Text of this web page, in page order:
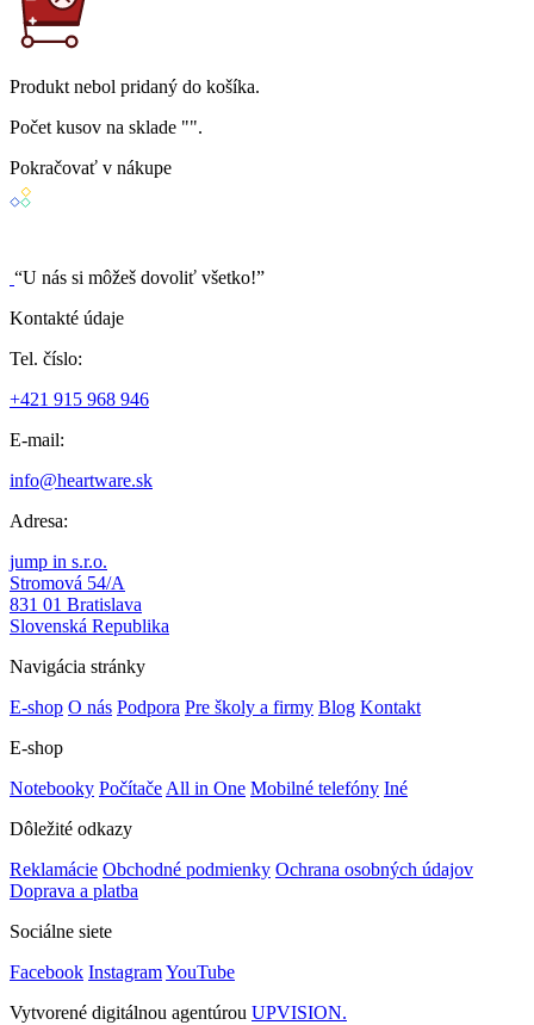
Produkt nebol pridaný do košíka.
Počet kusov na sklade "".
Pokračovať v nákupe
“U nás si môžeš dovoliť všetko!”
Kontakté údaje
Tel. číslo:
+421 915 968 946
E-mail:
info@heartware.sk
Adresa:
jump in s.r.o.
Stromová 54/A
831 01 Bratislava
Slovenská Republika
Navigácia stránky
E-shop O nás Podpora Pre školy a firmy Blog Kontakt
E-shop
Notebooky Počítače All in One Mobilné telefóny Iné
Dôležité odkazy
Reklamácie Obchodné podmienky Ochrana osobných údajov
Doprava a platba
Sociálne siete
Facebook InstagramYouTube
Vytvorené digitálnou agentúrou UPVISION.